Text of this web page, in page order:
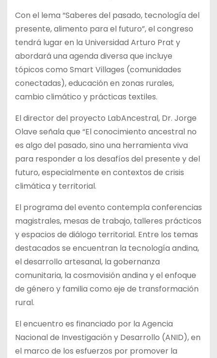
Con el lema “Saberes del pasado, tecnología del
presente, alimento para el futuro”, el congreso
tendrá lugar en la Universidad Arturo Prat y
abordará una agenda diversa que incluye
tópicos como Smart Villages (comunidades
conectadas), educación en zonas rurales,
cambio climático y prácticas textiles.
El director del proyecto LabAncestral, Dr. Jorge
Olave señala que “El conocimiento ancestral no
es algo del pasado, sino una herramienta viva
para responder a los desafíos del presente y del
futuro, especialmente en contextos de crisis
climática y territorial.
El programa del evento contempla conferencias
magistrales, mesas de trabajo, talleres prácticos
y espacios de diálogo territorial. Entre los temas
destacados se encuentran la tecnología andina,
el desarrollo artesanal, la gobernanza
comunitaria, la cosmovisión andina y el enfoque
de género y familia como eje de transformación
rural.
El encuentro es financiado por la Agencia
Nacional de Investigación y Desarrollo (ANID), en
el marco de los esfuerzos por promover la